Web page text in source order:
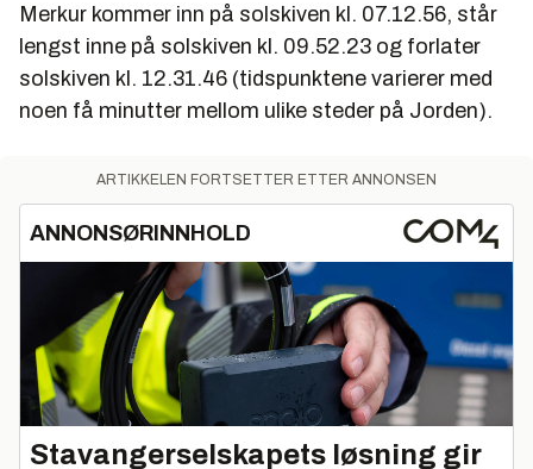
Merkur kommer inn på solskiven kl. 07.12.56, står
lengst inne på solskiven kl. 09.52.23 og forlater
solskiven kl. 12.31.46 (tidspunktene varierer med
noen få minutter mellom ulike steder på Jorden).
ARTIKKELEN FORTSETTER ETTER ANNONSEN
ANNONSØRINNHOLD
Stavangerselskapets løsning gir